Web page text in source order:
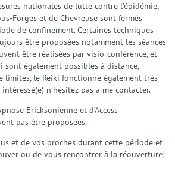
en Soi
Adolescents
Émotionnelle (EmRes)
Globale
Ericksonienne
et Adolescents
nationales de lutte contre l’épidémie,
Forges et de Chevreuse sont fermés
de confinement. Certaines techniques
être proposées notamment les séances
être réalisées par visio-conférence, et
sont également possibles à distance,
limites, le Reiki fonctionne également très
n’hésitez pas à me contacter.
Ericksonienne et d’Access
pas être proposées.
et de vos proches durant cette période et
ou de vous rencontrer à la réouverture!